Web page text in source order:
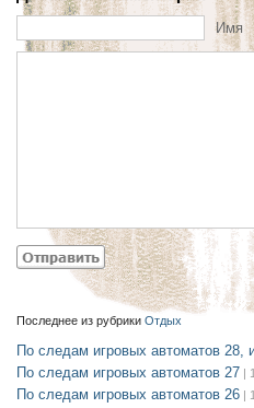
Имя
Последнее из рубрики Отдых
По следам игровых автоматов
По следам игровых автоматов 27 |
По следам игровых автоматов 26 |